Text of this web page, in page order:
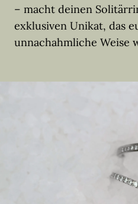
– macht deinen
exklusiven Unikat, das
unnachahmliche Weise